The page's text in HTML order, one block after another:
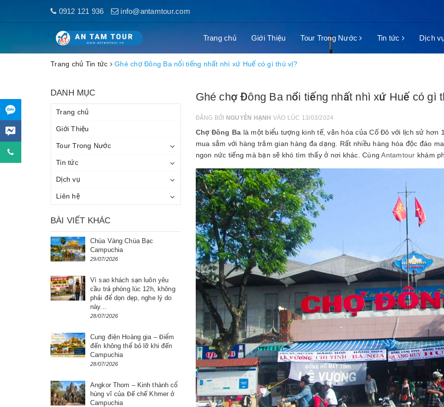
0912 121 936 info@antamtour.com
Trang chủ Giới Thiệu Tour Trong Nước Tin tức Dịch
Trang chủ Tin tức Ghé chợ Đông Ba nổi tiếng nhất nhì xứ Huế có gì thú vị?
Ghé chợ Đông Ba nổi tiếng nhất nhì xứ Huế có gì
ĐĂNG BỞI NGUYỄN HẠNH VÀO LÚC 13/03/2024
Chợ Đông Ba là một biểu tượng kinh tế, văn hóa của Cố Đô với lịch sử hơn
mua sắm với hàng trăm gian hàng đa dạng. Rất nhiều hàng hóa độc đáo
ngon nức tiếng mà bạn sẽ khó tìm thấy ở nơi khác. CùngAntamtour khám
DANH MỤC
Trang chủ
Giới Thiệu
Tour Trong Nước
Tin tức
Dịch vụ
Liên hệ
BÀI VIẾT KHÁC
Chùa Vàng Chùa Bạc
Campuchia
29/07/2026
Vì sao khách sạn luôn yêu
cầu trả phòng lúc 12h, không
phải để dọn dẹp, nghe lý do
này...
28/07/2026
Cung điện Hoàng gia – Điểm
đến không thể bỏ lỡ khi đến
Campuchia
28/07/2026
Angkor Thom – Kinh thành cổ
hùng vĩ của Đế chế Khmer ở
Campuchia